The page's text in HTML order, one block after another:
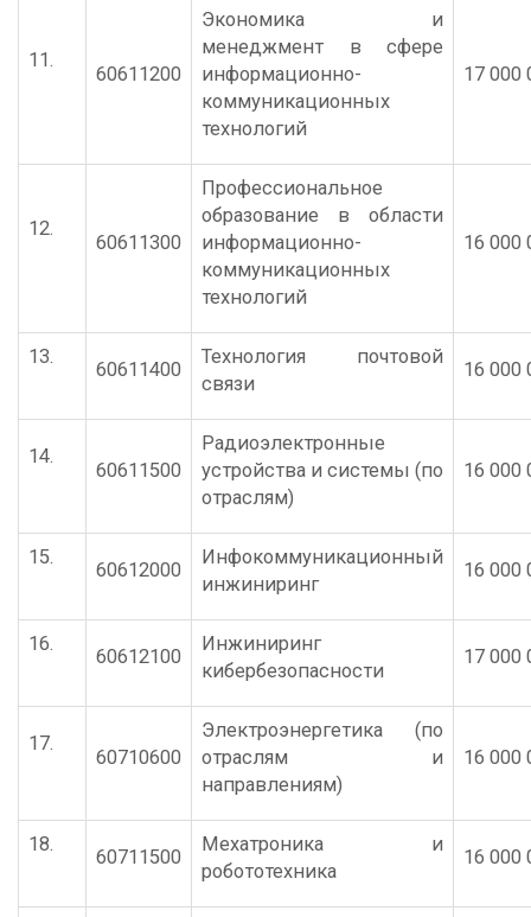
11.
60611200
Экономика и
менеджмент в сфере
информационно-
коммуникационных
технологий
17 000
12.
60611300
Профессиональное
образование в области
информационно-
коммуникационных
технологий
16 000
13.
60611400
Технология почтовой
связи
16 000
14.
60611500
Радиоэлектронные
устройства и системы (по
отраслям)
16 000
15.
60612000
Инфокоммуникационный
инжиниринг
16 000
16.
60612100
Инжиниринг
кибербезопасности
17 000
17.
60710600
Электроэнергетика (по
отраслям и
направлениям)
16 000
18.
60711500
Мехатроника и
робототехника
16 000